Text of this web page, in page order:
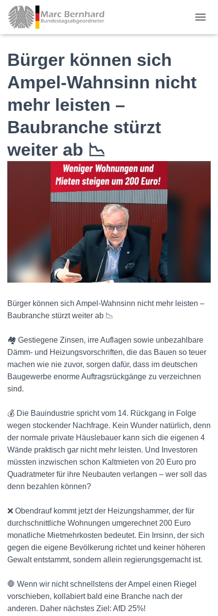
Bürger können sich
Ampel-Wahnsinn nicht
mehr leisten –
Baubranche stürzt
weiter ab 📉
Bürger können sich Ampel-Wahnsinn nicht mehr leisten –
Baubranche stürzt weiter ab 📉
🏘 Gestiegene Zinsen, irre Auflagen sowie unbezahlbare
Dämm- und Heizungsvorschriften, die das Bauen so teuer
machen wie nie zuvor, sorgen dafür, dass im deutschen
Baugewerbe enorme Auftragsrückgänge zu verzeichnen
sind.
💰 Die Bauindustrie spricht vom 14. Rückgang in Folge
wegen stockender Nachfrage. Kein Wunder natürlich, denn
der normale private Häuslebauer kann sich die eigenen 4
Wände praktisch gar nicht mehr leisten. Und Investoren
müssten inzwischen schon Kaltmieten von 20 Euro pro
Quadratmeter für ihre Neubauten verlangen – wer soll das
denn bezahlen können?
❌ Obendrauf kommt jetzt der Heizungshammer, der für
durchschnittliche Wohnungen umgerechnet 200 Euro
monatliche Mietmehrkosten bedeutet. Ein Irrsinn, der sich
gegen die eigene Bevölkerung richtet und keiner höheren
Gewalt entstammt, sondern allein regierungsgemacht ist.
🛑 Wenn wir nicht schnellstens der Ampel einen Riegel
vorschieben, kollabiert bald eine Branche nach der
anderen. Daher nächstes Ziel: AfD 25%!